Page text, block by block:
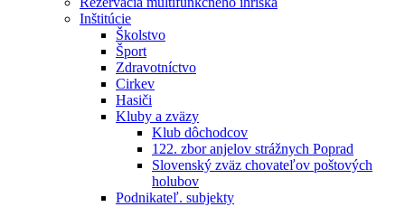
Inštitúcie
Školstvo
Šport
Zdravotníctvo
Cirkev
Hasiči
Kluby a zväzy
Klub dôchodcov
122. zbor anjelov strážnych Poprad
Slovenský zväz chovateľov poštových
holubov
Podnikateľ. subjekty